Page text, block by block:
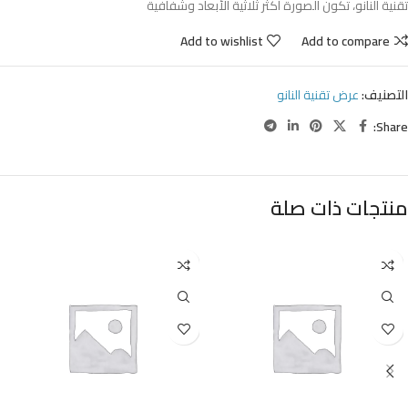
تقنية النانو، تكون الصورة أكثر ثلاثية الأبعاد وشفافية
Add to compare
Add to wishlist
التصنيف:عرض تقنية النانو
Share:
منتجات ذات صلة